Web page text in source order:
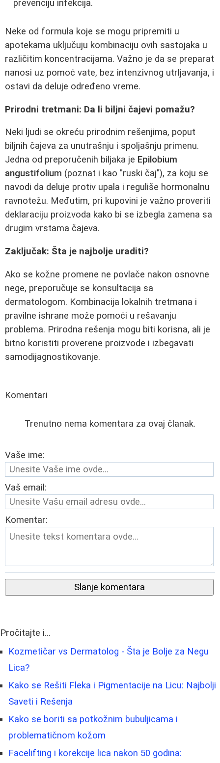
prevenciju infekcija.
Neke od formula koje se mogu pripremiti u
apotekama uključuju kombinaciju ovih sastojaka u
različitim koncentracijama. Važno je da se preparat
nanosi uz pomoć vate, bez intenzivnog utrljavanja, i
ostavi da deluje određeno vreme.
Prirodni tretmani: Da li biljni čajevi pomažu?
Neki ljudi se okreću prirodnim rešenjima, poput
biljnih čajeva za unutrašnju i spoljašnju primenu.
Jedna od preporučenih biljaka je Epilobium
angustifolium (poznat i kao "ruski čaj"), za koju se
navodi da deluje protiv upala i reguliše hormonalnu
ravnotežu. Međutim, pri kupovini je važno proveriti
deklaraciju proizvoda kako bi se izbegla zamena sa
drugim vrstama čajeva.
Zaključak: Šta je najbolje uraditi?
Ako se kožne promene ne povlače nakon osnovne
nege, preporučuje se konsultacija sa
dermatologom. Kombinacija lokalnih tretmana i
pravilne ishrane može pomoći u rešavanju
problema. Prirodna rešenja mogu biti korisna, ali je
bitno koristiti proverene proizvode i izbegavati
samodijagnostikovanje.
Komentari
Trenutno nema komentara za ovaj članak.
Vaše ime:
Vaš email:
Komentar:
Slanje komentara
Pročitajte i...
Kozmetičar vs Dermatolog - Šta je Bolje za Negu
Lica?
Kako se Rešiti Fleka i Pigmentacije na Licu: Najbolji
Saveti i Rešenja
Kako se boriti sa potkožnim bubuljicama i
problematičnom kožom
Facelifting i korekcije lica nakon 50 godina: